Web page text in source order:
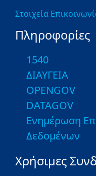
Στοιχεία
Πληροφορίες
1540
ΔΙΑΥΓΕΙΑ
OPENGOV
DATAGOV
Ενημέρωση
Δεδομένων
Χρήσιμες